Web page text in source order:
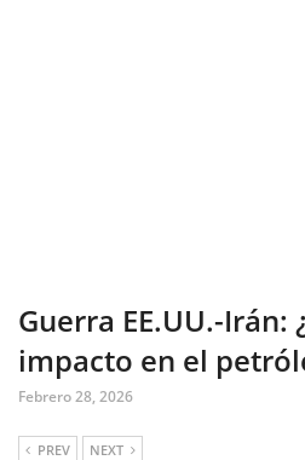
Guerra EE.UU.-Irán:
impacto en el
Febrero 28, 2026
PREV NEXT